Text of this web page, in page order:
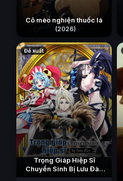
Cô mèo nghiện thuốc lá
(2026)
Đề xuất
Trọng Giáp Hiệp Sĩ
Chuyển Sinh Bị Lưu Đày
Trở Nên Vô Địch Nhờ Kiến